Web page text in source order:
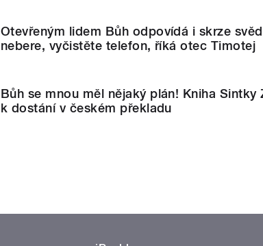
Otevřeným lidem Bůh odpovídá i skrze
nebere, vyčistěte telefon, říká otec Timotej
Bůh se mnou měl nějaký plán! Kniha Sintky
k dostání v českém překladu